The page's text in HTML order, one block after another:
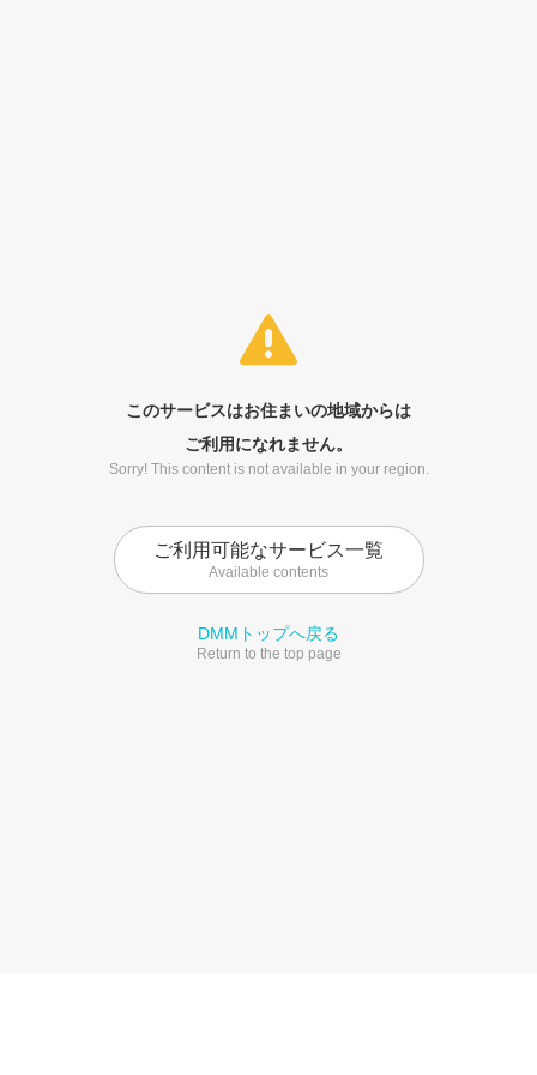
このサービスはお住まいの地域からは
ご利用になれません。
Sorry! This content is not available in your region.
ご利用可能なサービス一覧
Available contents
DMMトップへ戻る
Return to the top page